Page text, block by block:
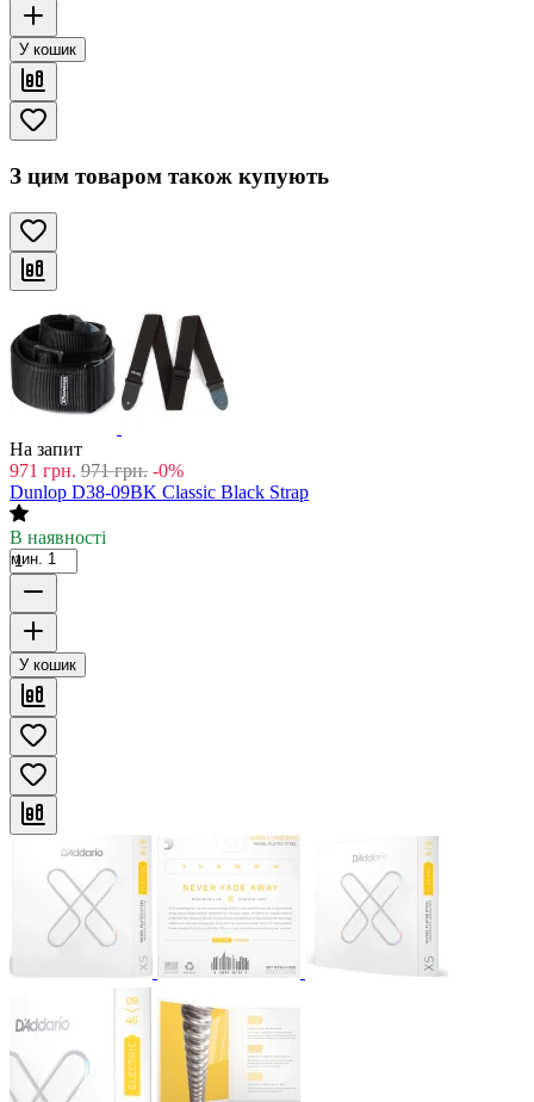
У кошик
З цим товаром також купують
На запит
971 грн. 971 грн. -0%
Dunlop D38-09BK Classic Black Strap
В наявності
мин. 1
У кошик